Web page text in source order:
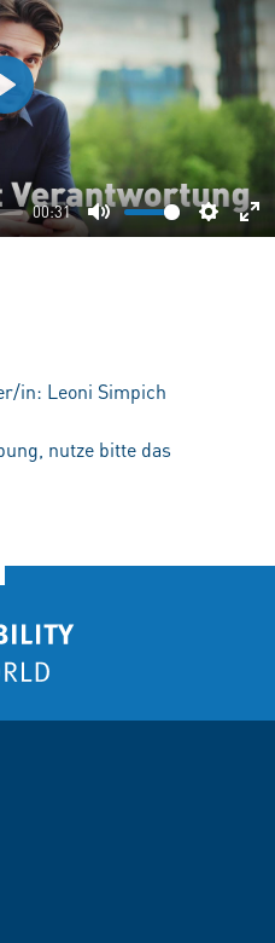
00:31
Mute
Play
in: Leoni Simpich
nutze bitte das